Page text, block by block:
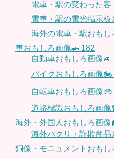
電車・駅の変わった客
電車・駅の電光掲示板
海外の電車・駅おもし
車おもしろ画像🚗 182
自動車おもしろ画像🚙
バイクおもしろ画像🏍
自転車おもしろ画像🚲
道路標識おもしろ画像
海外・外国人おもしろ画像
海外パクリ・詐欺商品
銅像・モニュメントおもし